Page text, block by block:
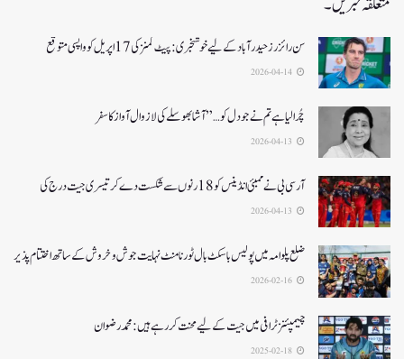
سن رائزرز حیدرآباد کے لیے خوشخبری: پیٹ کمنز کی 17 اپریل کو واپسی متوقع
چُرا لیا ہے تم نے جو دل کو…” آشا بھوسلے کی لازوال آواز کا سفر
آرسی بی نے ممبئی انڈینس کو 18 رنوں سے شکست دے کر تیسری جیت درج کی
ضلع پلوامہ میں پولیس باسکٹ بال ٹورنامنٹ نہایت جوش و خروش کے ساتھ اختتام پذیر
چیمپئنز ٹرافی میں جیت کے لیے محنت کر رہے ہیں :محمد رضوان